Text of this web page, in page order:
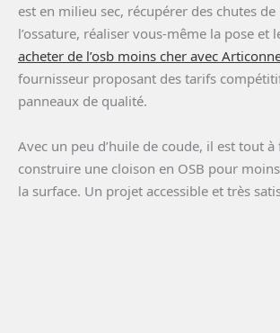
est en milieu sec, récupérer des chutes
l’ossature, réaliser vous-même la pose et
acheter de l’osb moins cher avec
fournisseur proposant des tarifs
panneaux de qualité.
Avec un peu d’huile de coude, il est tout
construire une cloison en OSB pour
la surface. Un projet accessible et très